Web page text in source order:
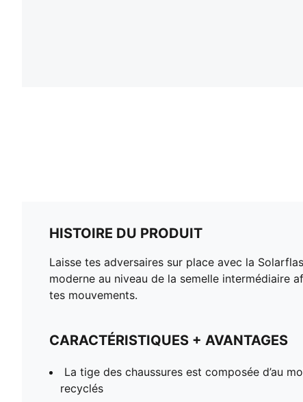
HISTOIRE DU PRODUIT
Laisse tes adversaires sur place avec la
moderne au niveau de la semelle intermédiaire
tes mouvements.
CARACTÉRISTIQUES + AVANTAGES
La tige des chaussures est composée d’au
recyclés